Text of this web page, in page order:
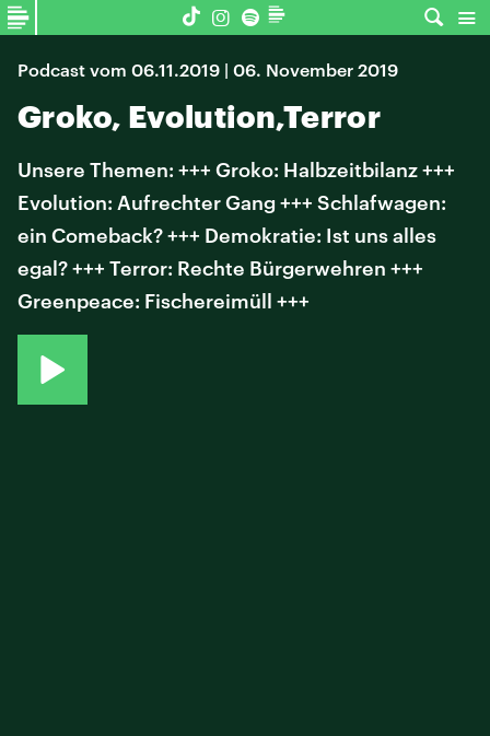
Podcast vom 06.11.2019 | 06. November 2019
Groko, Evolution,Terror
Unsere Themen: +++ Groko: Halbzeitbilanz +++
Evolution: Aufrechter Gang +++ Schlafwagen:
ein Comeback? +++ Demokratie: Ist uns alles
egal? +++ Terror: Rechte Bürgerwehren +++
Greenpeace: Fischereimüll +++